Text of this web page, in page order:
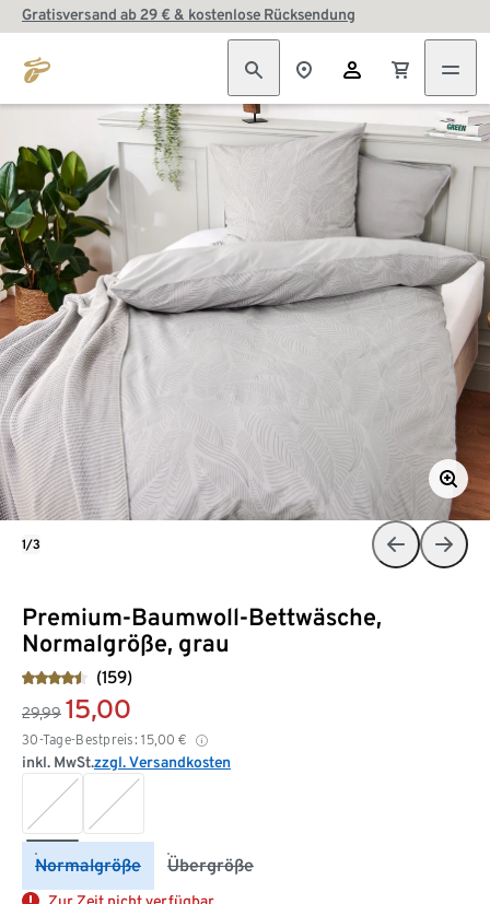
Gratisversand ab 29 € & kostenlose Rücksendung
Premium-Baumwoll-Bettwäsche,
Normalgröße, grau
(159)
29,99 15,00
30-Tage-Bestpreis: 15,00 €
inkl. MwSt.zzgl. Versandkosten
Normalgröße Übergröße
1/3